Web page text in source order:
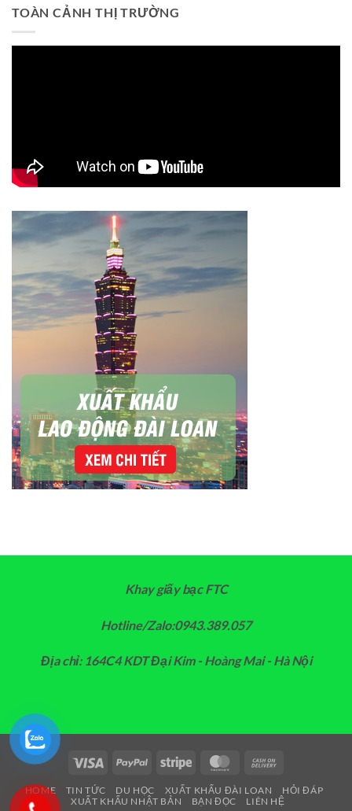
TOÀN CẢNH THỊ TRƯỜNG
Khay giấy bạc FTC
Hotline/Zalo:0943.389.057
Địa chỉ: 164C4 KDT Đại Kim - Hoàng Mai - Hà Nội
Visa PayPal Stripe MasterCard
Delivery
HOME TIN TỨC DU HỌC XUẤT KHẨU ĐÀI LOAN
HỎI ĐÁP
XUẤT KHẨU NHẬT BẢN
BẠN ĐỌC LIÊN HỆ